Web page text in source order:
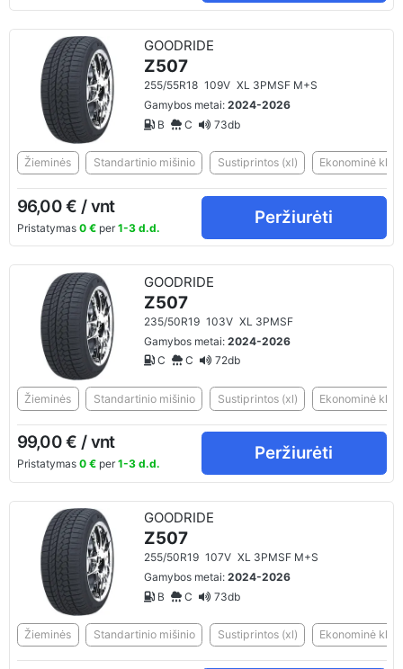
GOODRIDE
Z507
255/55R18 109V XL 3PMSF M+S
Gamybos metai:2024-2026
B
C 73db
Žieminės Standartinio mišinio Sustiprintos (xl) Ekonominė
96,00 € / vnt
Pristatymas 0 €per 1-3 d.d.
Peržiurėti
GOODRIDE
Z507
235/50R19 103V XL 3PMSF
Gamybos metai:2024-2026
C
C 72db
Žieminės Standartinio mišinio Sustiprintos (xl) Ekonominė
99,00 € / vnt
Pristatymas 0 €per 1-3 d.d.
Peržiurėti
GOODRIDE
Z507
255/50R19 107V XL 3PMSF M+S
Gamybos metai:2024-2026
B
C 73db
Žieminės Standartinio mišinio Sustiprintos (xl) Ekonominė